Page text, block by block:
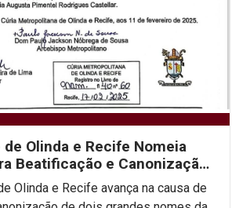
Olinda e Recife Nomeia
Beatificação e Canonização
Olinda e Recife avança na causa de